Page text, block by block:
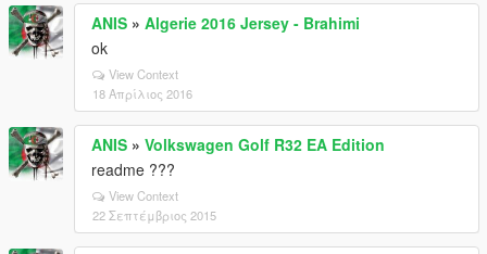
ANIS » Algerie 2016 Jersey - Brahimi
ok
View Context
18 Απρίλιος 2016
ANIS » Volkswagen Golf R32 EA Edition
readme ???
View Context
22 Σεπτέμβριος 2015